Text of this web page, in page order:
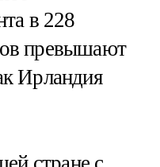
в 228
превышают
Ирландия